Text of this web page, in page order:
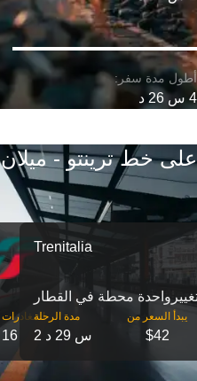
4 س 26 د
على خط ترينتو - ميلان
‎المغادرات
16
Trenitalia
محطة في القطار
مدة الرحلة
2 س 29 د
‎يبدأ السعر من
$42